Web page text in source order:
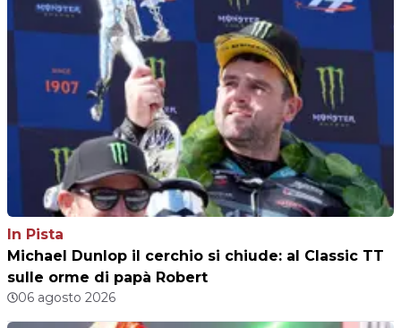
In Pista
Michael Dunlop il cerchio si chiude: al Classic TT
sulle orme di papà Robert
06 agosto 2026